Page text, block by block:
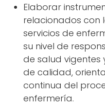
Elaborar
relacionados con
servicios de
su nivel de
de salud vigentes
de calidad,
continua del
enfermería.